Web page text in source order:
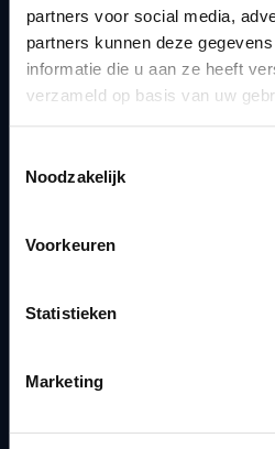
partners voor social media,
partners kunnen deze
informatie die u aan ze heeft
verzameld op basis van uw
Noodzakelijk
Voorkeuren
Statistieken
Marketing
Webmail
Jobs
Lesroosters
Bereikbaarheid
Studenten
Leerkrachten en
Internationale studenten